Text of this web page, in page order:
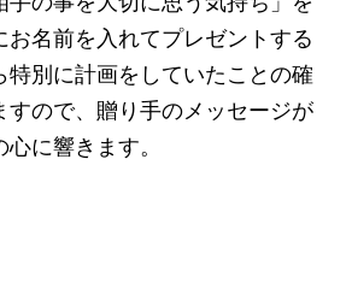
お名前を入れてプレゼントする
特別に計画をしていたことの確
すので、贈り手のメッセージが
に響きます。